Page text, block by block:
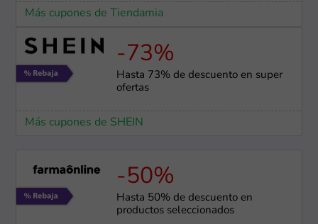
Más cupones de Tiendamia
-73%
Hasta 73% de descuento en super
ofertas
Más cupones de SHEIN
-50%
Hasta 50% de descuento en
productos seleccionados